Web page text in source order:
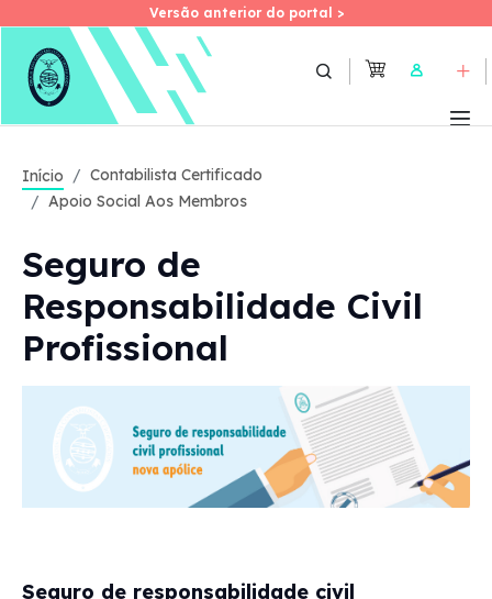
Skip
Versão anterior do portal >
Versão anterior do portal >
User
Início
Contabilista Certificado
Apoio Social Aos Membros
Seguro de
Responsabilidade Civil
Profissional
Seguro de responsabilidade civil